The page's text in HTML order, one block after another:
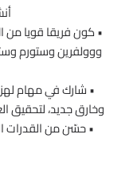
• كون فريقا قويا من
ووولفرين وستورم
• شارك في مهام
وخارق جديد، لتحقيق
• حسّن من القدرات